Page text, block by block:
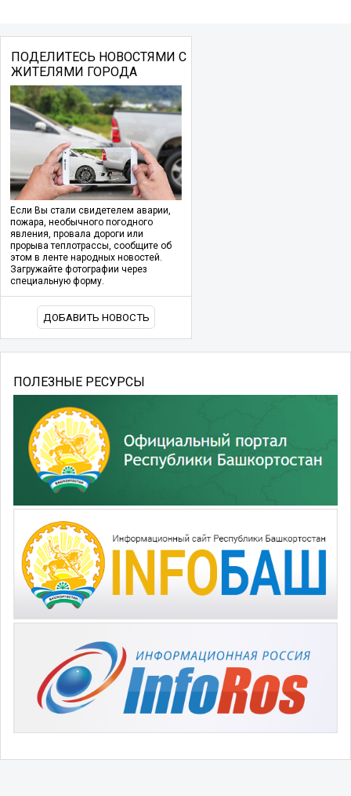
ПОДЕЛИТЕСЬ НОВОСТЯМИ С
ЖИТЕЛЯМИ ГОРОДА
Если Вы стали свидетелем аварии,
пожара, необычного погодного
явления, провала дороги или
прорыва теплотрассы, сообщите об
этом в ленте народных новостей.
Загружайте фотографии через
специальную форму.
ДОБАВИТЬ НОВОСТЬ
ПОЛЕЗНЫЕ РЕСУРСЫ